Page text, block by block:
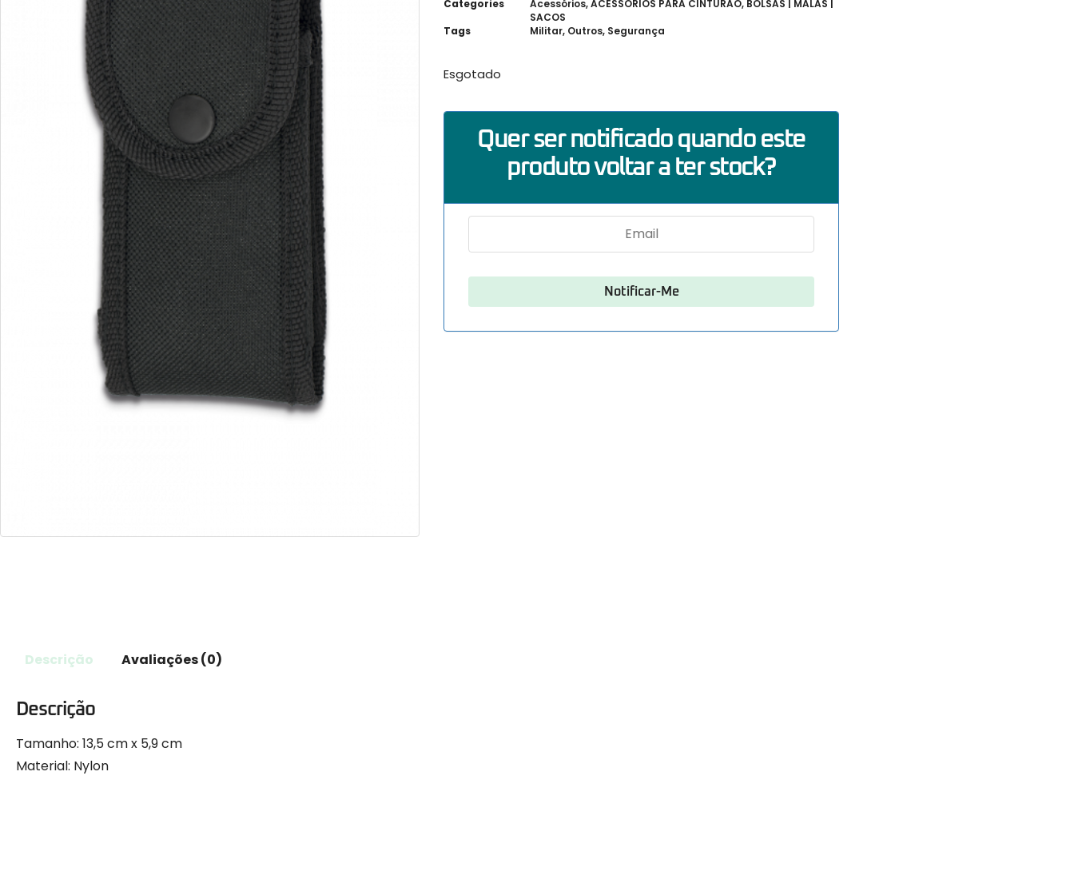
Categories Acessórios,ACESSÓRIOS PARA CINTURÃO, BOLSAS | MALAS |
SACOS
Tags
Militar, Outros, Segurança
Esgotado
Quer ser notificado quando este
produto voltar a ter stock?
Descrição Avaliações (0)
Descrição
Tamanho: 13,5 cm x 5,9 cm
Material: Nylon